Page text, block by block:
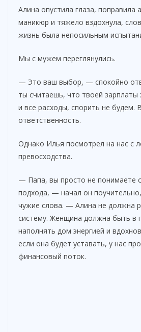
Алина опустила глаза, поправила
маникюр и тяжело вздохнула,
жизнь была непосильным
Мы с мужем переглянулись.
— Это ваш выбор, — спокойно
ты считаешь, что твоей зарплаты
и все расходы, спорить не будем.
ответственность.
Однако Илья посмотрел на нас с
превосходства.
— Папа, вы просто не понимаете
подхода, — начал он
чужие слова. — Алина не должна
систему. Женщина должна быть в
наполнять дом энергией и
если она будет уставать, у нас
финансовый поток.